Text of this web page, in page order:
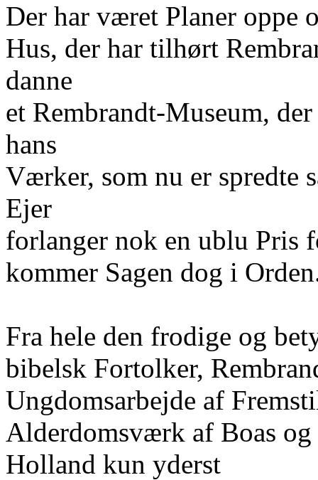
Der har været Planer oppe
Hus, der har tilhørt
danne
et Rembrandt-Museum,
hans
Værker, som nu er spredte
Ejer
forlanger nok en ublu Pris
kommer Sagen dog i
Fra hele den frodige og
bibelsk Fortolker,
Ungdomsarbejde af
Alderdomsværk af Boas
Holland kun yderst